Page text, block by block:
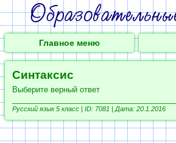
Главное меню
Синтаксис
Выберите верный ответ
Русский язык 5 класс | ID: 7081 | Дата: 20.1.2016